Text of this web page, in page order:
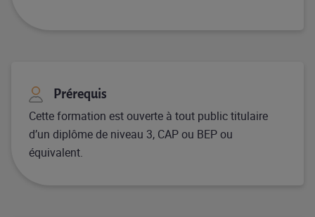
Prérequis
Cette formation est ouverte à tout public titulaire
d’un diplôme de niveau 3, CAP ou BEP ou
équivalent.